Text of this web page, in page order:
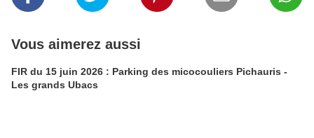
Vous aimerez aussi
FIR du 15 juin 2026 : Parking des micocouliers Pichauris -
Les grands Ubacs